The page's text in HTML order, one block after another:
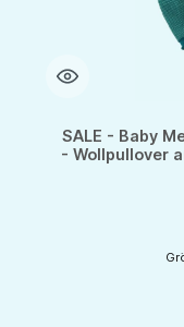
SALE - Baby
- Wollpullover